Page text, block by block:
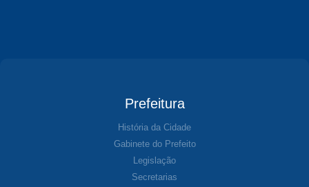
Prefeitura
História da Cidade
Gabinete do Prefeito
Legislação
Secretarias